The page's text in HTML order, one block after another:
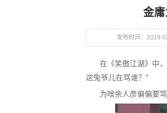
金
发布时间：2019-
在《笑傲江湖》中
这兔爷儿在骂谁？”
为啥余人彦偏偏要